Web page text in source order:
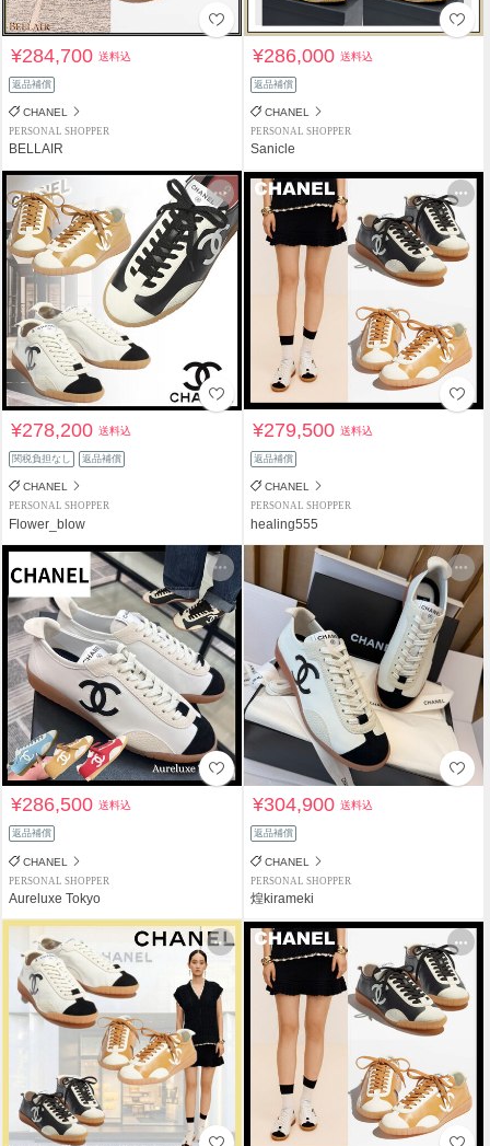
¥284,700送料込
返品補償
CHANEL
PERSONAL SHOPPER
BELLAIR
¥286,000送料込
返品補償
CHANEL
PERSONAL SHOPPER
Sanicle
¥278,200送料込
関税負担なし 返品補償
CHANEL
PERSONAL SHOPPER
Flower_blow
¥279,500送料込
返品補償
CHANEL
PERSONAL SHOPPER
healing555
¥286,500送料込
返品補償
CHANEL
PERSONAL SHOPPER
Aureluxe Tokyo
¥304,900送料込
返品補償
CHANEL
PERSONAL SHOPPER
煌kirameki